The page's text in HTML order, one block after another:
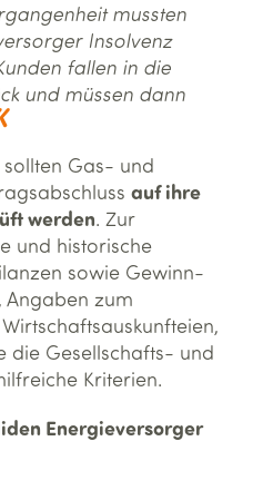
mussten
Insolvenz
fallen in die
und müssen dann
Gas- und
auf ihre
werden. Zur
und historische
sowie Gewinn-
Angaben zum
die Gesellschafts- und
Kriterien.
Energieversorger